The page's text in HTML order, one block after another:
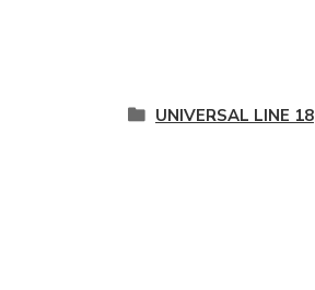
UNIVERSAL LINE 18